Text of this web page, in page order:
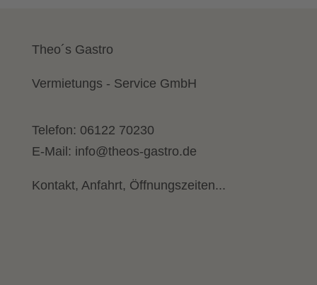
Theo´s Gastro
Vermietungs - Service GmbH
Telefon: 06122 70230
E-Mail: info@theos-gastro.de
Kontakt, Anfahrt, Öffnungszeiten...